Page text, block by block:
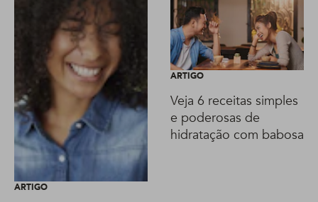
ARTIGO
ARTIGO
Veja 6 receitas simples
e poderosas de
hidratação com babosa